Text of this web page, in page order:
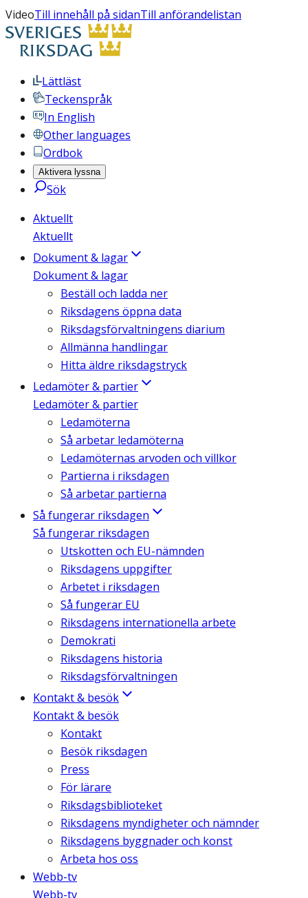
VideoTill innehåll på sidanTill anförandelistan
Lättläst
Teckenspråk
In English
Other languages
Ordbok
Aktivera lyssna
Sök
Aktuellt
Aktuellt
Dokument & lagar
Dokument & lagar
Beställ och ladda ner
Riksdagens öppna data
Riksdagsförvaltningens diarium
Allmänna handlingar
Hitta äldre riksdagstryck
Ledamöter & partier
Ledamöter & partier
Ledamöterna
Så arbetar ledamöterna
Ledamöternas arvoden och villkor
Partierna i riksdagen
Så arbetar partierna
Så fungerar riksdagen
Så fungerar riksdagen
Utskotten och EU-nämnden
Riksdagens uppgifter
Arbetet i riksdagen
Så fungerar EU
Riksdagens internationella arbete
Demokrati
Riksdagens historia
Riksdagsförvaltningen
Kontakt & besök
Kontakt & besök
Kontakt
Besök riksdagen
Press
För lärare
Riksdagsbiblioteket
Riksdagens myndigheter och nämnder
Riksdagens byggnader och konst
Arbeta hos oss
Webb-tv
Webb-tv